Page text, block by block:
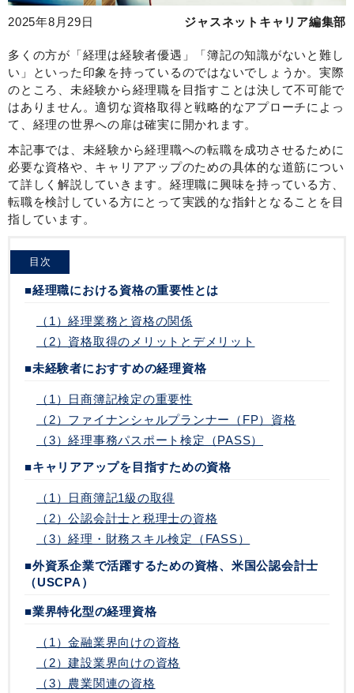
2025年8月29日 ジャスネットキャリア編集部
多くの方が「経理は経験者優遇」「簿記の知識がないと難し
い」といった印象を持っているのではないでしょうか。実際
のところ、未経験から経理職を目指すことは決して不可能で
はありません。適切な資格取得と戦略的なアプローチによっ
て、経理の世界への扉は確実に開かれます。
本記事では、未経験から経理職への転職を成功させるために
必要な資格や、キャリアアップのための具体的な道筋につい
て詳しく解説していきます。経理職に興味を持っている方、
転職を検討している方にとって実践的な指針となることを目
指しています。
目次
■経理職における資格の重要性とは
（1）経理業務と資格の関係
（2）資格取得のメリットとデメリット
■未経験者におすすめの経理資格
（1）日商簿記検定の重要性
（2）ファイナンシャルプランナー（FP）資格
（3）経理事務パスポート検定（PASS）
■キャリアアップを目指すための資格
（1）日商簿記1級の取得
（2）公認会計士と税理士の資格
（3）経理・財務スキル検定（FASS）
■外資系企業で活躍するための資格、米国公認会計士
（USCPA）
■業界特化型の経理資格
（1）金融業界向けの資格
（2）建設業界向けの資格
（3）農業関連の資格